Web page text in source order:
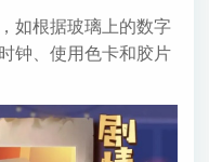
如根据玻璃上的数字
钟、使用色卡和胶片